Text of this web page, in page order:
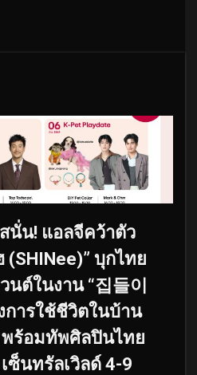
นั่น! แอลจีคว้าตัว
บุกไทย
ต์ในงาน “집들이
การใช้ชีวิตในบ้าน
พร้อมทัพศิลปินไทย
ซ็นทรัลเวิลด์ 4-9